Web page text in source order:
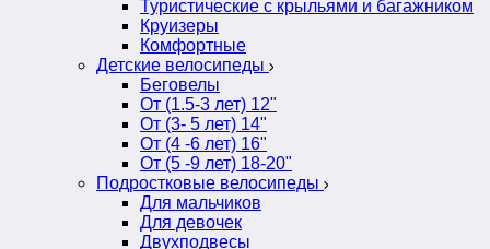
Туристические с крыльями и багажником
Круизеры
Комфортные
Детские велосипеды
Беговелы
От (1.5-3 лет) 12"
От (3- 5 лет) 14"
От (4 -6 лет) 16"
От (5 -9 лет) 18-20"
Подростковые велосипеды
Для мальчиков
Для девочек
Двухподвесы